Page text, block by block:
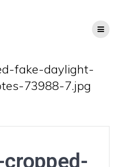
fake-daylight-
73988-7.jpg